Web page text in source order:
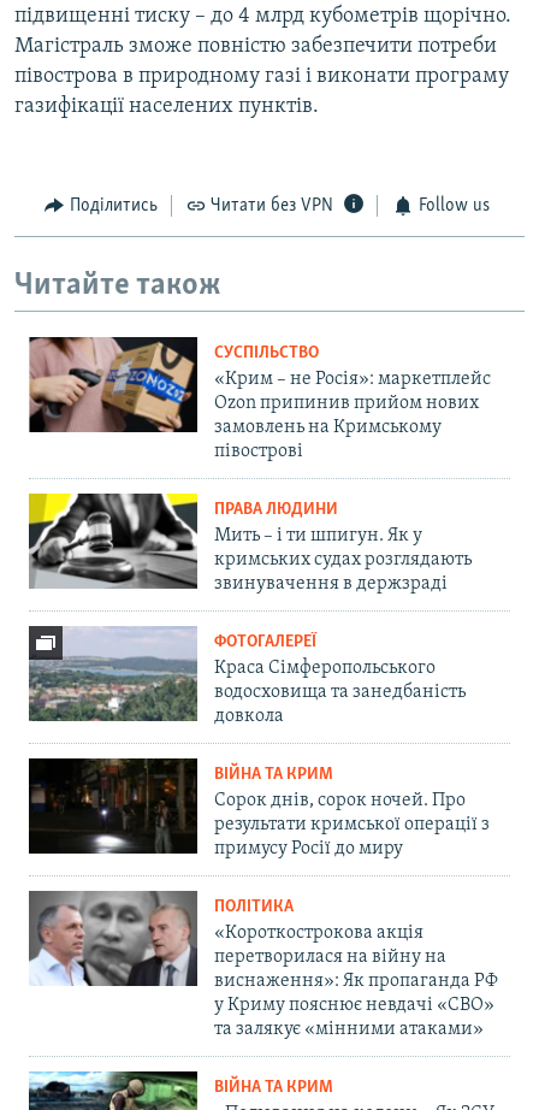
підвищенні тиску – до 4 млрд кубометрів щорічно.
Магістраль зможе повністю забезпечити потреби
півострова в природному газі і виконати програму
газифікації населених пунктів.
Поділитись Читати без VPN Follow us
Читайте також
СУСПІЛЬСТВО
«Крим – не Росія»: маркетплейс
Ozon припинив прийом нових
замовлень на Кримському
півострові
ПРАВА ЛЮДИНИ
Мить – і ти шпигун. Як у
кримських судах розглядають
звинувачення в держзраді
ФОТОГАЛЕРЕЇ
Краса Сімферопольського
водосховища та занедбаність
довкола
ВІЙНА ТА КРИМ
Сорок днів, сорок ночей. Про
результати кримської операції з
примусу Росії до миру
ПОЛІТИКА
«Короткострокова акція
перетворилася на війну на
виснаження»: Як пропаганда РФ
у Криму пояснює невдачі «СВО»
та залякує «мінними атаками»
ВІЙНА ТА КРИМ